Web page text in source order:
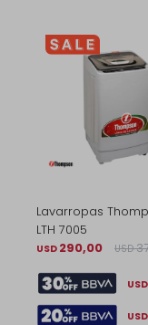
Lavarropas
LTH 7005
USD 290,00 USD
USD
USD